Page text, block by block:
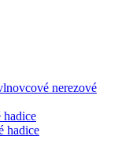
nerezové
hadice
hadice